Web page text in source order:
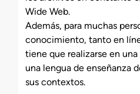
Wide Web.
Además, para muchas
conocimiento, tanto en
tiene que realizarse en
una lengua de enseñanza
sus contextos.